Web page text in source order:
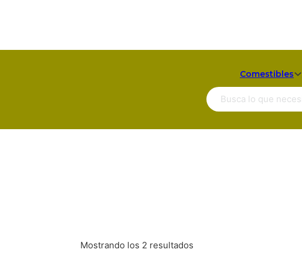
Comestibles
Buscar ...
Mostrando los 2 resultados